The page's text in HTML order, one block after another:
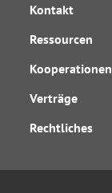
Kontakt
Ressourcen
Kooperationen
Verträge
Rechtliches